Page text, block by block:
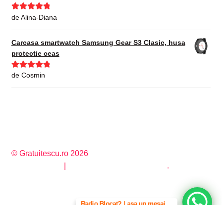
Evaluat la5
de Alina-Diana
Carcasa smartwatch Samsung Gear S3 Clasic, husa
protectie ceas
Evaluat la5
de Cosmin
© Gratuitescu.ro 2026
.